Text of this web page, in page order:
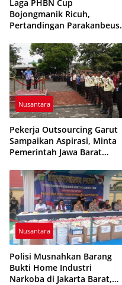
Laga PHBN Cup
Bojongmanik Ricuh,
Pertandingan Parakanbeusi
Dihentikan
Nusantara
Pekerja Outsourcing Garut
Sampaikan Aspirasi, Minta
Pemerintah Jawa Barat
Nusantara
Polisi Musnahkan Barang
Bukti Home Industri
Narkoba di Jakarta Barat,